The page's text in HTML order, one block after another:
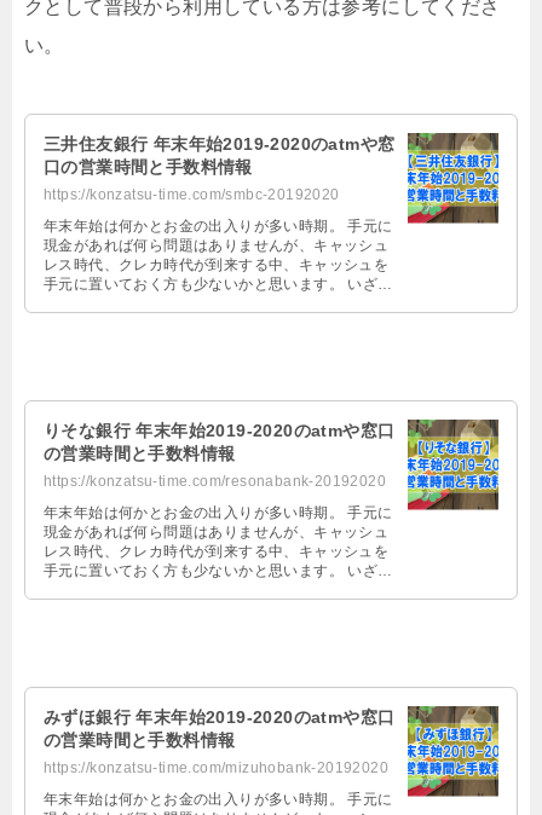
クとして普段から利用している方は参考にしてくださ
い。
三井住友銀行 年末年始2019-2020のatmや窓
口の営業時間と手数料情報
https://konzatsu-time.com/smbc-20192020
年末年始は何かとお金の出入りが多い時期。 手元に
現金があれば何ら問題はありませんが、キャッシュ
レス時代、クレカ時代が到来する中、キャッシュを
手元に置いておく方も少ないかと思います。 いざ、
りそな銀行 年末年始2019-2020のatmや窓口
の営業時間と手数料情報
https://konzatsu-time.com/resonabank-20192020
年末年始は何かとお金の出入りが多い時期。 手元に
現金があれば何ら問題はありませんが、キャッシュ
レス時代、クレカ時代が到来する中、キャッシュを
手元に置いておく方も少ないかと思います。 いざ、
みずほ銀行 年末年始2019-2020のatmや窓口
の営業時間と手数料情報
https://konzatsu-time.com/mizuhobank-20192020
年末年始は何かとお金の出入りが多い時期。 手元に